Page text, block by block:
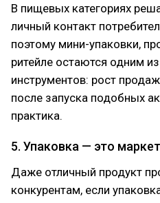
В пищевых категориях
личный контакт
поэтому мини-упаковки,
ритейле остаются одним
инструментов: рост
после запуска подобных
практика.
5. Упаковка — это
Даже отличный продукт
конкурентам, если